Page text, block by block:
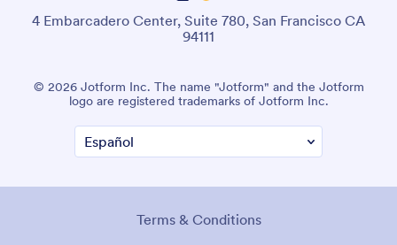
4 Embarcadero Center, Suite 780, San Francisco CA
94111
© 2026 Jotform Inc. The name "Jotform" and the Jotform
logo are registered trademarks of Jotform Inc.
Terms & Conditions